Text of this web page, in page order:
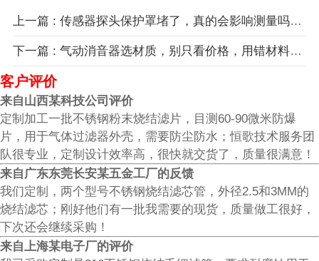
上一篇 : 传感器探头保护罩堵了，真的会影响测量吗？怎么避免？
下一篇 : 气动消音器选材质，别只看价格，用错材料麻烦不小！
客户评价
来自山西某科技公司评价
定制加工一批不锈钢粉末烧结滤片，目测60-90微米防爆
片，用于气体过滤器外壳，需要防尘防水；恒歌技术服务团
队很专业，定制设计效率高，很快就交货了，质量很满意！
来自广东东莞长安某五金工厂的反馈
我们定制，两个型号不锈钢烧结滤芯管，外径2.5和3MM的
烧结滤芯；刚好他们有一批我需要的现货，质量做工很好，
下次还会继续采购！
来自上海某电子厂的评价